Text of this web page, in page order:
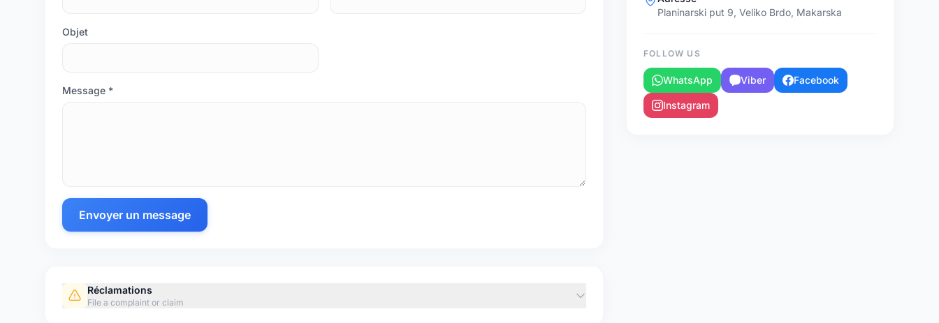
Objet
Message *
Envoyer un message
Réclamations
File a complaint or claim
Planinarski put 9, Veliko Brdo, Makarska
FOLLOW US
WhatsApp Viber Facebook
Instagram